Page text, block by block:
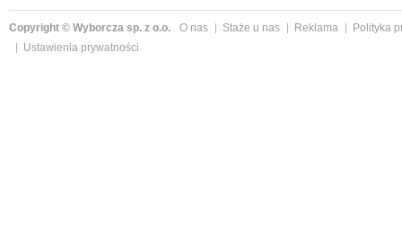
Copyright © Wyborcza sp. z o.o. O nas Staże u nas Reklama
Polityka
Ustawienia prywatności